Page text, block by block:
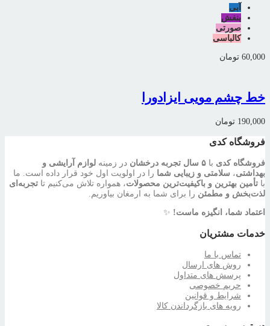
آبی
بنفش
صورتی
کالباسی
60,000 تومان
خط چشم مویی ایزادورا
190,000 تومان
فروشگاه کدی
فروشگاه کدی با ۵ سال تجربه درخشان در زمینه لوازم آرایشی و
بهداشتی، سلامتی و زیبایی شما را در اولویت اول خود قرار داده است. ما
با تأمین بهترین و باکیفیت‌ترین محصولات، همواره تلاش می‌کنیم تا تجربه‌ای
لذت‌بخش و مطمئن را برای شما به ارمغان بیاوریم.
اعتماد شما، انگیزه ماست! ✨
خدمات مشتریان
تماس با ما
روش های ارسال
پرسش های متداول
حریم خصوصی
شرایط و قوانین
رویه های بازگرداندن کالا